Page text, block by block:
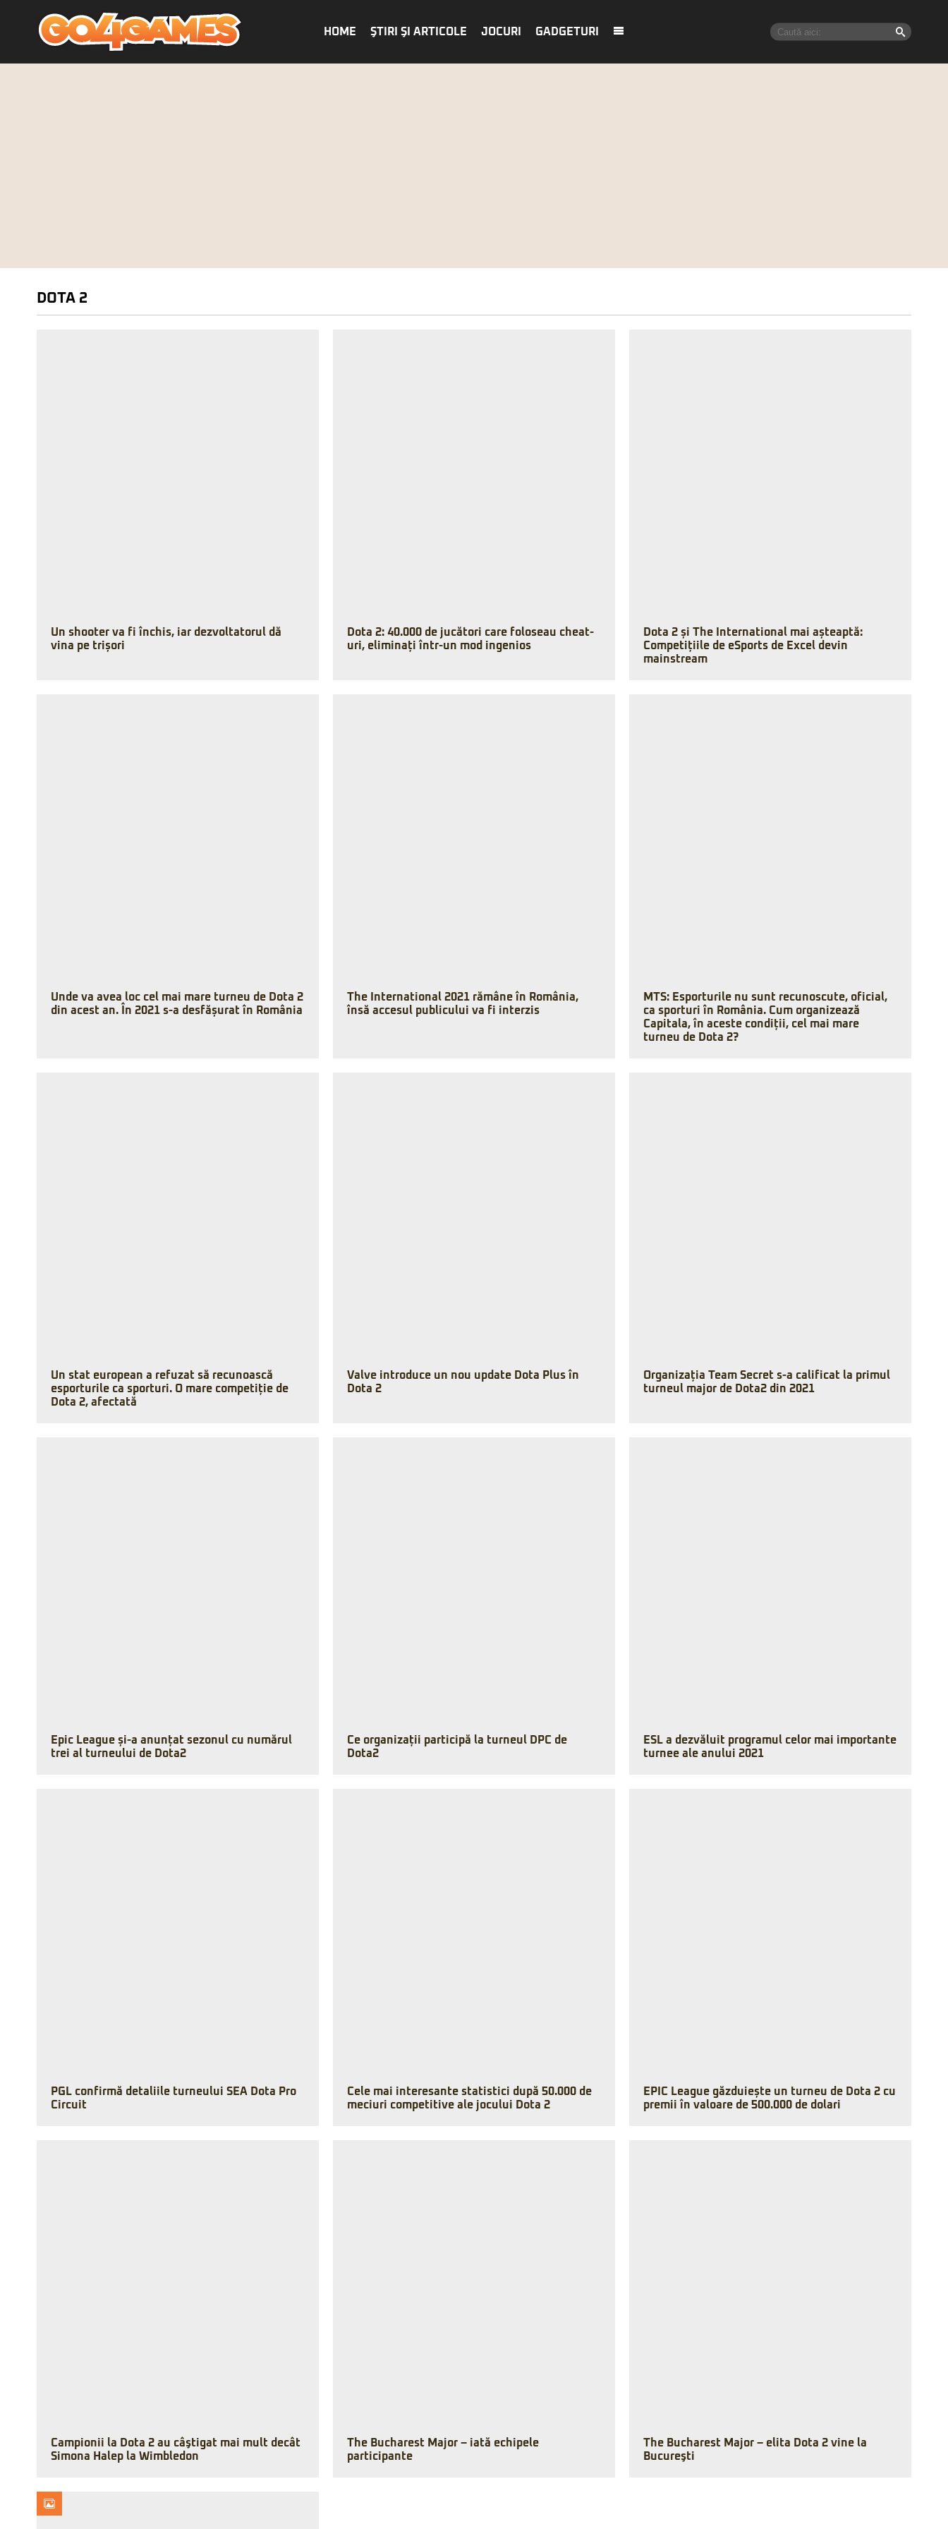
HOME ŞTIRI ŞI ARTICOLE JOCURI GADGETURI
DOTA 2
Un shooter va fi închis, iar dezvoltatorul dă
vina pe trișori
Dota 2: 40.000 de jucători care foloseau cheat-
uri, eliminați într-un mod ingenios
Dota 2 și The International mai așteaptă:
Competițiile de eSports de Excel devin
mainstream
Unde va avea loc cel mai mare turneu de Dota 2
din acest an. În 2021 s-a desfășurat în România
The International 2021 rămâne în România,
însă accesul publicului va fi interzis
MTS: Esporturile nu sunt recunoscute, oficial,
ca sporturi în România. Cum organizează
Capitala, în aceste condiții, cel mai mare
turneu de Dota 2?
Un stat european a refuzat să recunoască
esporturile ca sporturi. O mare competiție de
Dota 2, afectată
Valve introduce un nou update Dota Plus în
Dota 2
Organizația Team Secret s-a calificat la primul
turneul major de Dota2 din 2021
Epic League și-a anunțat sezonul cu numărul
trei al turneului de Dota2
Ce organizații participă la turneul DPC de
Dota2
ESL a dezvăluit programul celor mai importante
turnee ale anului 2021
PGL confirmă detaliile turneului SEA Dota Pro
Circuit
Cele mai interesante statistici după 50.000 de
meciuri competitive ale jocului Dota 2
EPIC League găzduiește un turneu de Dota 2 cu
premii în valoare de 500.000 de dolari
Campionii la Dota 2 au câştigat mai mult decât
Simona Halep la Wimbledon
The Bucharest Major – iată echipele
participante
The Bucharest Major – elita Dota 2 vine la
Bucureşti